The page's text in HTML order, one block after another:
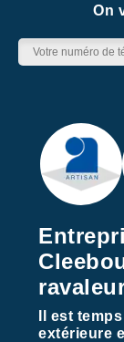
On
Il est
extérieure